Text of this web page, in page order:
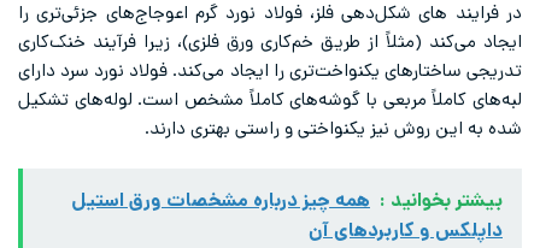
در فرایند های شکل‌دهی فلز، فولاد نورد گرم اعوجاج‌های جزئی‌تری را
ایجاد می‌کند (مثلاً از طریق خم‌کاری ورق فلزی)، زیرا فرآیند خنک‌کاری
تدریجی ساختارهای یکنواخت‌تری را ایجاد می‌کند. فولاد نورد سرد دارای
لبه‌های کاملاً مربعی با گوشه‌های کاملاً مشخص است. لوله‌های تشکیل
شده به این روش نیز یکنواختی و راستی بهتری دارند.
بیشتر بخوانید : همه چیز درباره مشخصات ورق استیل
داپلکس و کاربرد‌های آن